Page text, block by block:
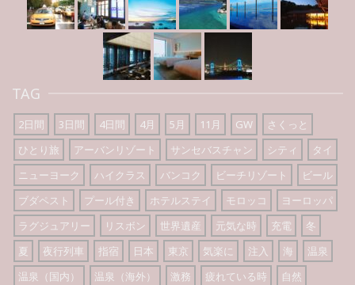
TAG
2日間 3日間 4日間 4月 5月 11月 GW
さくっと
ひとり旅
アーバンリゾート サンセバスチャン シティ
タイ
ニューヨーク
ハイクラス バンコク ビーチリゾート
ビール
ブダペスト
プール付き ホテルステイ モロッコ
ヨーロッパ
ラグジュアリー
リスボン 世界遺産 元気な時 充電
冬
夏
夜行列車 指宿 日本 東京 気楽に 注入 海
温泉
温泉（国内）
温泉（海外） 激務 疲れている時 自然